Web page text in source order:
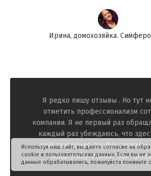
Ирина, домохозяйка.
Я редко пишу отзывы . Но тут
отметить профессионализм
компании. Я не первый раз
каждый раз убеждаюсь, что
действительно профессионалы.
поддержку!Желаю вам
Используя наш сайт, вы даете согласие на
cookie и пользовательских данных. Если вы не
данные обрабатывались, пожалуйста покиньте